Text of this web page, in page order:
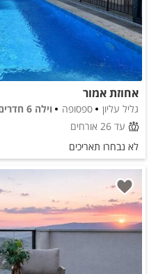
אחוזת אמור
גליל עליון ספסופה
וילה 6 חדרים
עד 26 אורחים
לא נבחרו תאריכים